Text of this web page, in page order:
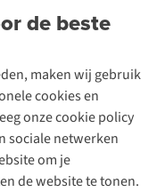
de beste
maken wij gebruik
cookies en
onze cookie policy
sociale netwerken
om je
de website te tonen.